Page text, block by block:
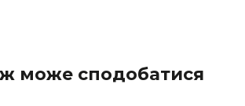
може сподобатися